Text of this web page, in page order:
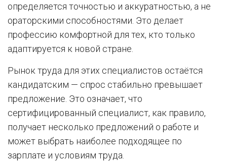
определяется точностью и аккуратностью, а не
ораторскими способностями. Это делает
профессию комфортной для тех, кто только
адаптируется к новой стране.
Рынок труда для этих специалистов остаётся
кандидатским — спрос стабильно превышает
предложение. Это означает, что
сертифицированный специалист, как правило,
получает несколько предложений о работе и
может выбрать наиболее подходящее по
зарплате и условиям труда.